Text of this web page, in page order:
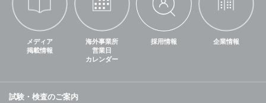
メディア
掲載情報
海外事業所
営業日
カレンダー
採用情報 企業情報
試験・検査のご案内